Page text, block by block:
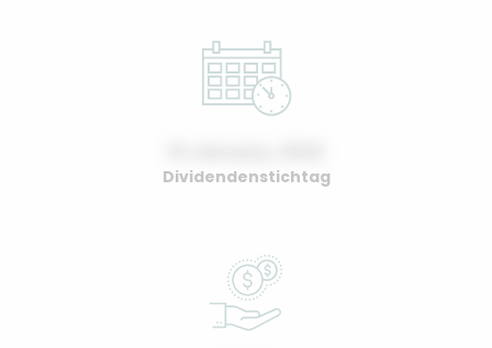
Dividendenstichtag